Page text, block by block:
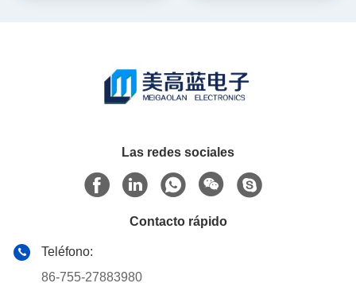
Las redes sociales
Contacto rápido
Teléfono:
86-755-27883980